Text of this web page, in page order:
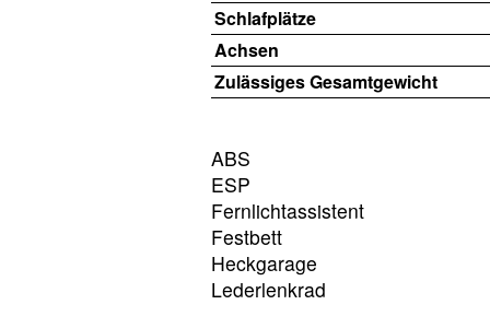
Schlafplätze
Achsen
Zulässiges Gesamtgewicht
ABS
ESP
Fernlichtassistent
Festbett
Heckgarage
Lederlenkrad